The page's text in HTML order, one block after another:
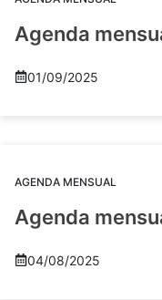
Agenda
01/09/2025
AGENDA MENSUAL
Agenda
04/08/2025